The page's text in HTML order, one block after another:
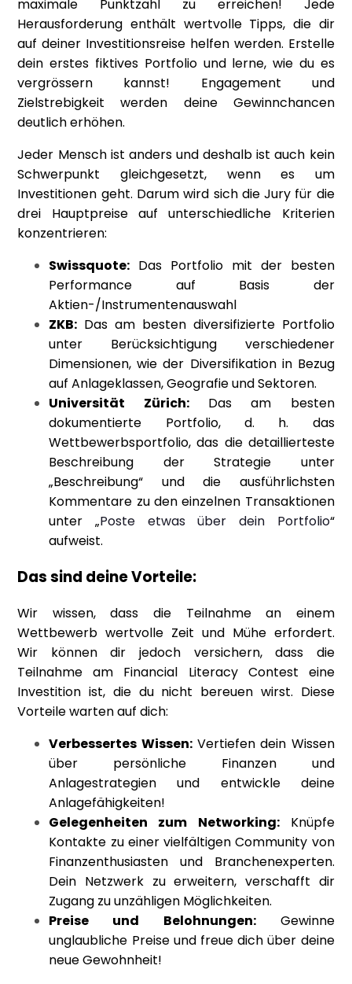
maximale Punktzahl zu erreichen! Jede
Herausforderung enthält wertvolle Tipps, die dir
auf deiner Investitionsreise helfen werden. Erstelle
dein erstes fiktives Portfolio und lerne, wie du es
vergrössern kannst! Engagement und
Zielstrebigkeit werden deine Gewinnchancen
deutlich erhöhen.
Jeder Mensch ist anders und deshalb ist auch kein
Schwerpunkt gleichgesetzt, wenn es um
Investitionen geht. Darum wird sich die Jury für die
drei Hauptpreise auf unterschiedliche Kriterien
konzentrieren:
Swissquote: Das Portfolio mit der besten
Performance auf Basis der
Aktien-/Instrumentenauswahl
ZKB: Das am besten diversifizierte Portfolio
unter Berücksichtigung verschiedener
Dimensionen, wie der Diversifikation in Bezug
auf Anlageklassen, Geografie und Sektoren.
Universität Zürich:Das am besten
dokumentierte Portfolio, d. h. das
Wettbewerbsportfolio, das die detaillierteste
Beschreibung der Strategie unter
„Beschreibung“ und die ausführlichsten
Kommentare zu den einzelnen Transaktionen
unter „Poste etwas über dein Portfolio“
aufweist.
Das sind deine Vorteile:
Wir wissen, dass die Teilnahme an einem
Wettbewerb wertvolle Zeit und Mühe erfordert.
Wir können dir jedoch versichern, dass die
Teilnahme am Financial Literacy Contest eine
Investition ist, die du nicht bereuen wirst. Diese
Vorteile warten auf dich:
Verbessertes Wissen:Vertiefen dein Wissen
über persönliche Finanzen und
Anlagestrategien und entwickle deine
Anlagefähigkeiten!
Gelegenheiten zum Networking:Knüpfe
Kontakte zu einer vielfältigen Community von
Finanzenthusiasten und Branchenexperten.
Dein Netzwerk zu erweitern, verschafft dir
Zugang zu unzähligen Möglichkeiten.
Preise und Belohnungen:Gewinne
unglaubliche Preise und freue dich über deine
neue Gewohnheit!